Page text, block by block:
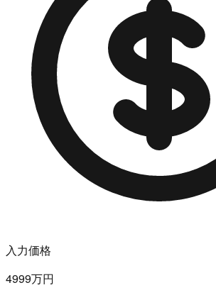
入力価格
4999万円